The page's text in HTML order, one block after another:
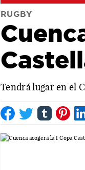
RUGBY
Tendrá lugar en el